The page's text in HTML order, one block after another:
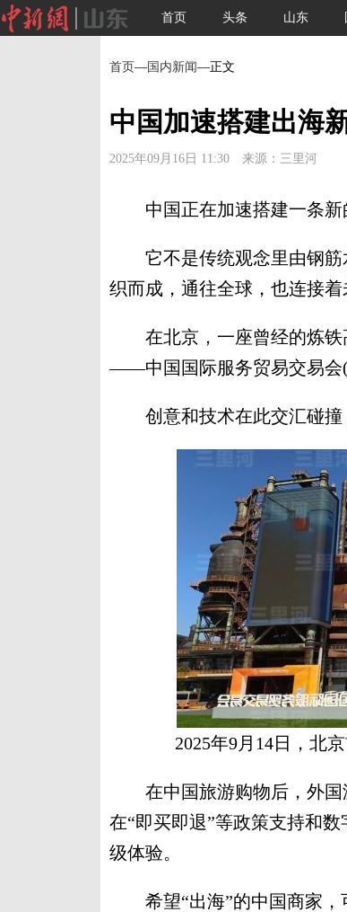
首页 头条 山东
首页— 国内新闻—正文
中国加速搭建出海
2025年09月16日 11:30 来源：三里河
中国正在加速搭建一条新
它不是传统观念里由钢筋
织而成，通往全球，也连接着
在北京，一座曾经的炼铁
——中国国际服务贸易交易会(
创意和技术在此交汇碰撞
2025年9月14日，北
在中国旅游购物后，外国
在“即买即退”等政策支持和
级体验。
希望“出海”的中国商家，